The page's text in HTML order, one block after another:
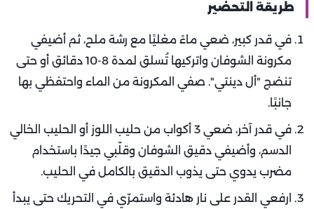
طريقة التحضير
في قدر كبير، ضعي ماءً مغليًا مع رشة ملح، ثم أضيفي
مكرونة الشوفان واتركيها تُسلق لمدة 8-10 دقائق أو حتى
تنضج "أل دينتي". صفي المكرونة من الماء واحتفظي بها
جانبًا.
في قدر آخر، ضعي 3 أكواب من حليب اللوز أو الحليب الخالي
الدسم، وأضيفي دقيق الشوفان وقلّبي جيدًا باستخدام
مضرب يدوي حتى يذوب الدقيق بالكامل في الحليب.
ارفعي القدر على نار هادئة واستمرّي في التحريك حتى يبدأ